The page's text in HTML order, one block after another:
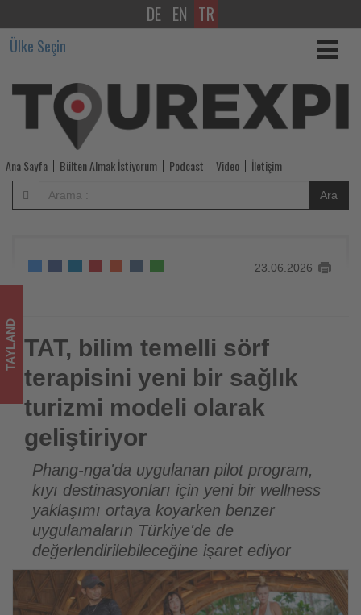
TAT,
bilim
temelli
sörf
terapisini
yeni
bir
sağlık
turizmi
modeli
olarak
geliştiriyor
-
Tourexpi,
sizler
için
turizmde
olup
bitenleri
DE EN TR
Ülke Seçin
Ana Sayfa Bülten Almak İstiyorum Podcast Video İletişim
Ara
23.06.2026
TAT, bilim temelli sörf terapisini yeni bir sağlık turizmi
modeli olarak geliştiriyor
TAYLAND TAT, bilim temelli sörf
terapisini yeni bir sağlık
turizmi modeli olarak
geliştiriyor
Phang-nga'da uygulanan pilot program,
kıyı destinasyonları için yeni bir wellness
yaklaşımı ortaya koyarken benzer
uygulamaların Türkiye'de de
değerlendirilebileceğine işaret ediyor